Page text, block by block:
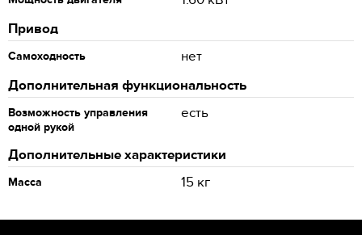
Привод
Самоходность
нет
Дополнительная функциональность
Возможность управления
одной рукой
есть
Дополнительные характеристики
Масса 15 кг